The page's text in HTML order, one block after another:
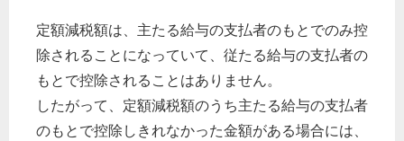
定額減税額は、主たる給与の支払者のもとでのみ控
除されることになっていて、従たる給与の支払者の
もとで控除されることはありません。
したがって、定額減税額のうち主たる給与の支払者
のもとで控除しきれなかった金額がある場合には、